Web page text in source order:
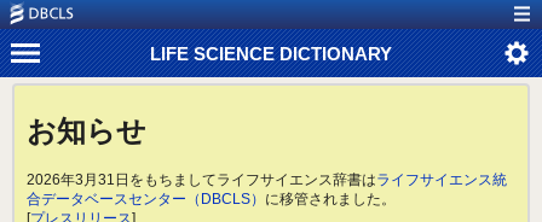
LIFE SCIENCE DICTIONARY
お知らせ
2026年3月31日をもちましてライフサイエンス辞書はライフサイエンス統
合データベースセンター（DBCLS） に移管されました。
[プレスリリース]